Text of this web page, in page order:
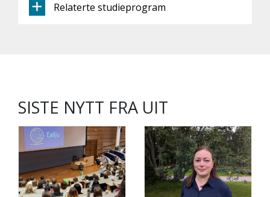
Relaterte studieprogram
SISTE NYTT FRA UIT